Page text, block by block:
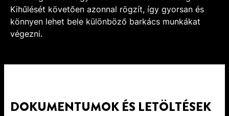
Kihűlését követően azonnal rögzít, így gyorsan és
könnyen lehet bele különböző barkács munkákat
végezni.
DOKUMENTUMOK ÉS LETÖLTÉSEK